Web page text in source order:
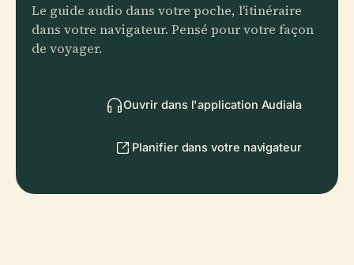
Le guide audio dans votre poche, l'itinéraire
dans votre navigateur. Pensé pour votre façon
de voyager.
Ouvrir dans l'application Audiala
Planifier dans votre navigateur